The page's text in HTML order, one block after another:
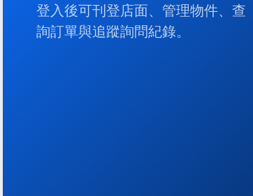
登入後可刊登店面、管理物件、查
詢訂單與追蹤詢問紀錄。